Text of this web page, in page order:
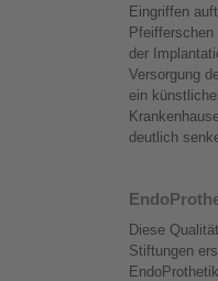
Eingriffen
der
Versorgung
ein
deutlich
Diese
Stiftungen